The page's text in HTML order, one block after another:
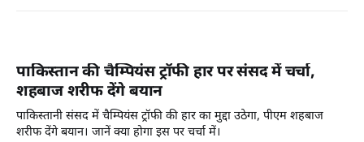
पाकिस्तान की चैम्पियंस ट्रॉफी हार पर संसद में चर्चा,
शहबाज शरीफ देंगे बयान
पाकिस्तानी संसद में चैम्पियंस ट्रॉफी की हार का मुद्दा उठेगा, पीएम शहबाज
शरीफ देंगे बयान। जानें क्या होगा इस पर चर्चा में।